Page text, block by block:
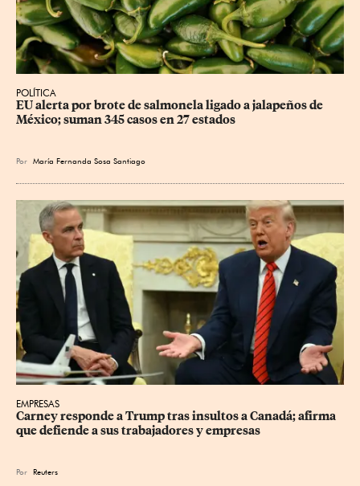
POLÍTICA
EU alerta por brote de salmonela ligado a jalapeños de
México; suman 345 casos en 27 estados
Por María Fernanda Sosa Santiago
EMPRESAS
Carney responde a Trump tras insultos a Canadá; afirma
que defiende a sus trabajadores y empresas
Por Reuters